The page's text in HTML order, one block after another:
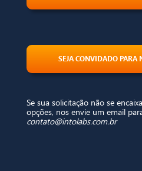
SEJA CONVIDADO PARA
Se sua solicitação não se
opções, nos envie um email
contato@intolabs.com.br